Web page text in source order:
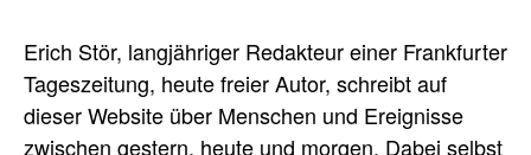
Erich Stör, langjähriger Redakteur einer Frankfurter
Tageszeitung, heute freier Autor, schreibt auf
dieser Website über Menschen und Ereignisse
zwischen gestern, heute und morgen. Dabei selbst